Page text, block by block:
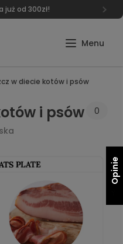
od 300zł!
w diecie kotów i psów
i psów
0
Opinie